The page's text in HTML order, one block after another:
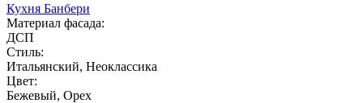
Кухня Банбери
Материал фасада:
ДСП
Стиль:
Итальянский, Неоклассика
Цвет:
Бежевый, Орех